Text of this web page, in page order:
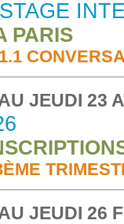
PARIS
JEUDI 23
JEUDI 26